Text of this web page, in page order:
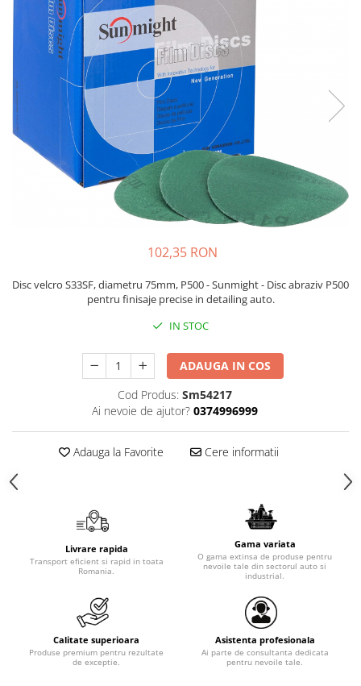
Protectie piele
Protectie vizuala
Vopsire
Sisteme si pahare PPS
Pahare de amestec
Curatare
Tinichigerie
102,35 RON
Disc velcro S33SF, diametru 75mm, P500 - Sunmight - Disc abraziv P500
pentru finisaje precise in detailing auto.
IN STOC
ADAUGA IN COS
Cod Produs: Sm54217
Ai nevoie de ajutor? 0374996999
Adauga la Favorite Cere informatii
Livrare rapida
Transport eficient si rapid in toata
Romania.
Gama variata
O gama extinsa de produse pentru
nevoile tale din sectorul auto si
industrial.
Calitate superioara
Produse premium pentru rezultate
de exceptie.
Asistenta profesionala
Ai parte de consultanta dedicata
pentru nevoile tale.